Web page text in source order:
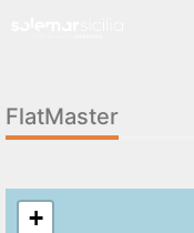
FlatMaster
+